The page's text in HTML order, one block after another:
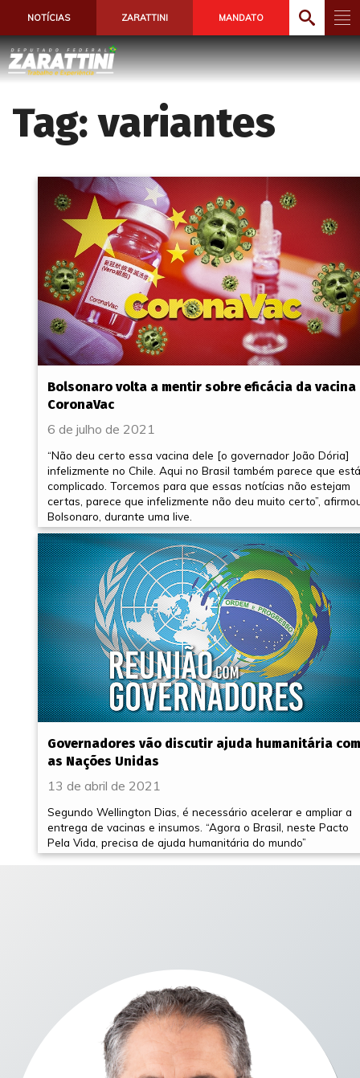
NOTÍCIAS ZARATTINI MANDATO
Tag:variantes
Bolsonaro volta a mentir sobre eficácia da vacina
CoronaVac
6 de julho de 2021
“Não deu certo essa vacina dele [o governador João Dória]
infelizmente no Chile. Aqui no Brasil também parece que está
complicado. Torcemos para que essas notícias não estejam
certas, parece que infelizmente não deu muito certo”,
Bolsonaro, durante uma live.
Governadores vão discutir ajuda humanitária com
as Nações Unidas
13 de abril de 2021
Segundo Wellington Dias, é necessário acelerar e ampliar a
entrega de vacinas e insumos. “Agora o Brasil, neste Pacto
Pela Vida, precisa de ajuda humanitária do mundo”